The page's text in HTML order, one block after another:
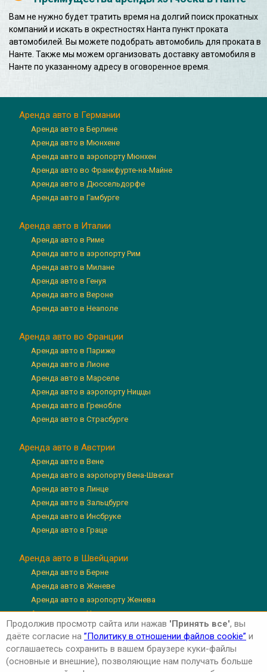
Вам не нужно будет тратить время на долгий поиск прокатных
компаний и искать в окрестностях Нанта пункт проката
автомобилей. Вы можете подобрать автомобиль для проката в
Нанте. Также мы можем организовать доставку автомобиля в
Нанте по указанному адресу в оговоренное время.
Аренда авто в Германии
Аренда авто в Берлине
Аренда авто в Мюнхене
Аренда авто в аэропорту Мюнхен
Аренда авто во Франкфурте-на-Майне
Аренда авто в Дюссельдорфе
Аренда авто в Гамбурге
Аренда авто в Италии
Аренда авто в Риме
Аренда авто в аэропорту Рим
Аренда авто в Милане
Аренда авто в Генуя
Аренда авто в Вероне
Аренда авто в Неаполе
Аренда авто во Франции
Аренда авто в Париже
Аренда авто в Лионе
Аренда авто в Марселе
Аренда авто в аэропорту Ниццы
Аренда авто в Гренобле
Аренда авто в Страсбурге
Аренда авто в Австрии
Аренда авто в Вене
Аренда авто в аэропорту Вена-Швехат
Аренда авто в Линце
Аренда авто в Зальцбурге
Аренда авто в Инсбруке
Аренда авто в Граце
Аренда авто в Швейцарии
Аренда авто в Берне
Аренда авто в Женеве
Аренда авто в аэропорту Женева
Аренда авто в Цюрихе
Аренда авто в аэропорту Цюрих
Аренда авто в Люцерне
Продолжив просмотр сайта или нажав 'Принять все', вы
даёте согласие на ”Политику в отношении файлов cookie” и
соглашаетесь сохранить в вашем браузере куки-файлы
(основные и внешние), позволяющие нам получать больше